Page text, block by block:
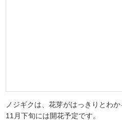
ノジギクは、花芽がはっきりとわ
11月下旬には開花予定です。